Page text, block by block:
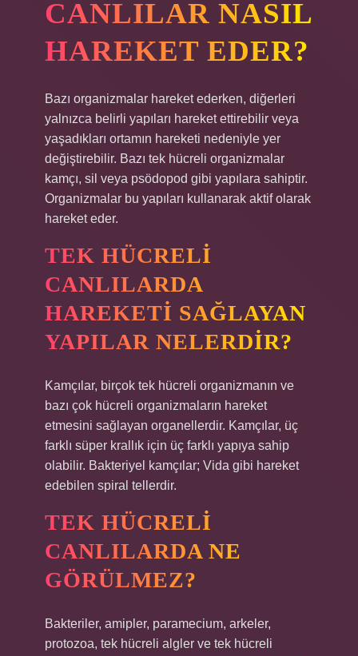
CANLILAR NASIL
HAREKET EDER?
Bazı organizmalar hareket ederken, diğerleri
yalnızca belirli yapıları hareket ettirebilir veya
yaşadıkları ortamın hareketi nedeniyle yer
değiştirebilir. Bazı tek hücreli organizmalar
kamçı, sil veya psödopod gibi yapılara sahiptir.
Organizmalar bu yapıları kullanarak aktif olarak
hareket eder.
TEK HÜCRELI
CANLILARDA
HAREKETI SAĞLAYAN
YAPILAR NELERDIR?
Kamçılar, birçok tek hücreli organizmanın ve
bazı çok hücreli organizmaların hareket
etmesini sağlayan organellerdir. Kamçılar, üç
farklı süper krallık için üç farklı yapıya sahip
olabilir. Bakteriyel kamçılar; Vida gibi hareket
edebilen spiral tellerdir.
TEK HÜCRELI
CANLILARDA NE
GÖRÜLMEZ?
Bakteriler, amipler, paramecium, arkeler,
protozoa, tek hücreli algler ve tek hücreli